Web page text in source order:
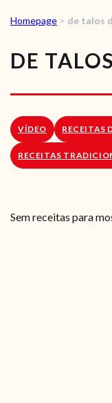
Homepage > de talos
DE
VÍDEO RECEITAS
RECEITAS
Sem receitas para